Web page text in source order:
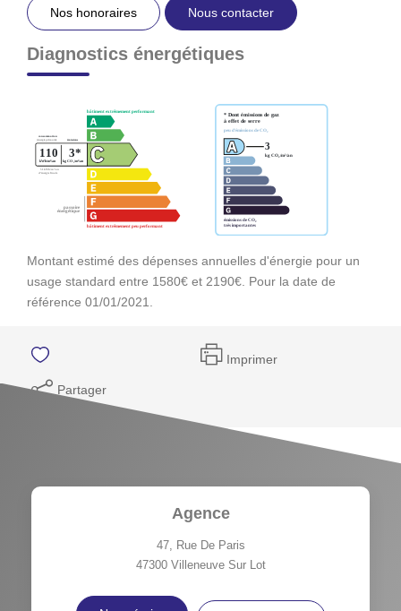
Nos honoraires Nous contacter
Diagnostics énergétiques
Montant estimé des dépenses annuelles d'énergie pour un
usage standard entre 1580€ et 2190€. Pour la date de
référence 01/01/2021.
Imprimer
Partager
Agence
47, Rue De Paris
47300 Villeneuve Sur Lot